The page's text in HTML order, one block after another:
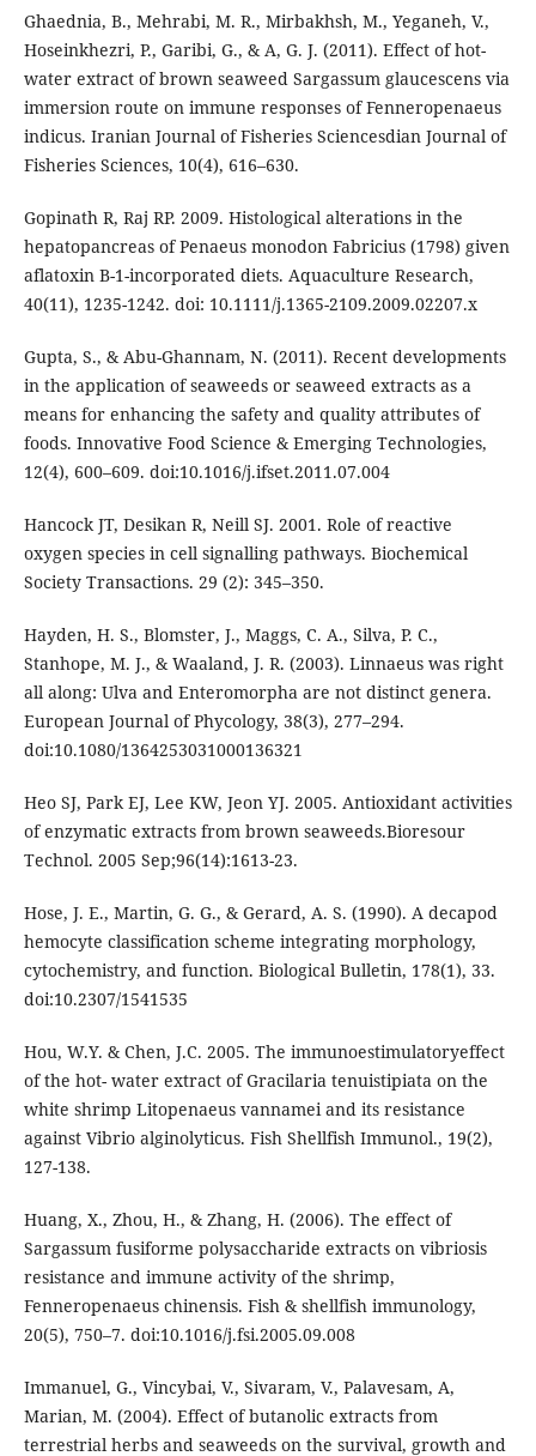
Ghaednia, B., Mehrabi, M. R., Mirbakhsh, M., Yeganeh, V.,
Hoseinkhezri, P., Garibi, G., & A, G. J. (2011). Effect of hot-
water extract of brown seaweed Sargassum glaucescens via
immersion route on immune responses of Fenneropenaeus
indicus. Iranian Journal of Fisheries Sciencesdian Journal of
Fisheries Sciences, 10(4), 616–630.
Gopinath R, Raj RP. 2009. Histological alterations in the
hepatopancreas of Penaeus monodon Fabricius (1798) given
aflatoxin B-1-incorporated diets. Aquaculture Research,
40(11), 1235-1242. doi: 10.1111/j.1365-2109.2009.02207.x
Gupta, S., & Abu-Ghannam, N. (2011). Recent developments
in the application of seaweeds or seaweed extracts as a
means for enhancing the safety and quality attributes of
foods. Innovative Food Science & Emerging Technologies,
12(4), 600–609. doi:10.1016/j.ifset.2011.07.004
Hancock JT, Desikan R, Neill SJ. 2001. Role of reactive
oxygen species in cell signalling pathways. Biochemical
Society Transactions. 29 (2): 345–350.
Hayden, H. S., Blomster, J., Maggs, C. A., Silva, P. C.,
Stanhope, M. J., & Waaland, J. R. (2003). Linnaeus was right
all along: Ulva and Enteromorpha are not distinct genera.
European Journal of Phycology, 38(3), 277–294.
doi:10.1080/1364253031000136321
Heo SJ, Park EJ, Lee KW, Jeon YJ. 2005. Antioxidant activities
of enzymatic extracts from brown seaweeds.Bioresour
Technol. 2005 Sep;96(14):1613-23.
Hose, J. E., Martin, G. G., & Gerard, A. S. (1990). A decapod
hemocyte classification scheme integrating morphology,
cytochemistry, and function. Biological Bulletin, 178(1), 33.
doi:10.2307/1541535
Hou, W.Y. & Chen, J.C. 2005. The immunoestimulatoryeffect
of the hot- water extract of Gracilaria tenuistipiata on the
white shrimp Litopenaeus vannamei and its resistance
against Vibrio alginolyticus. Fish Shellfish Immunol., 19(2),
127-138.
Huang, X., Zhou, H., & Zhang, H. (2006). The effect of
Sargassum fusiforme polysaccharide extracts on vibriosis
resistance and immune activity of the shrimp,
Fenneropenaeus chinensis. Fish & shellfish immunology,
20(5), 750–7. doi:10.1016/j.fsi.2005.09.008
Immanuel, G., Vincybai, V., Sivaram, V., Palavesam, A,
Marian, M. (2004). Effect of butanolic extracts from
terrestrial herbs and seaweeds on the survival, growth and